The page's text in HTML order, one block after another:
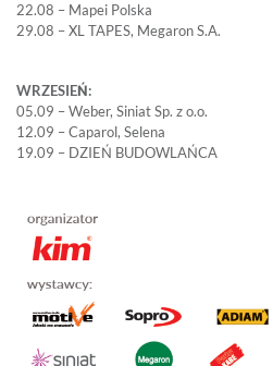
22.08 – Mapei Polska
29.08 – XL TAPES, Megaron S.A.
WRZESIEŃ:
05.09 – Weber, Siniat Sp. z o.o.
12.09 – Caparol, Selena
19.09 – DZIEŃ BUDOWLAŃCA